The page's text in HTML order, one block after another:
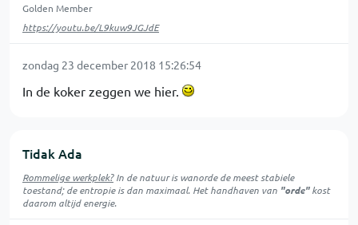
Golden Member
https://youtu.be/L9kuw9JGJdE
zondag 23 december 2018 15:26:54
In de koker zeggen we hier.
Tidak Ada
Rommelige werkplek?In de natuur iswanordede meest stabiele
toestand; de entropie is dan maximaal. Het handhaven van "orde"kost
daarom altijd energie.